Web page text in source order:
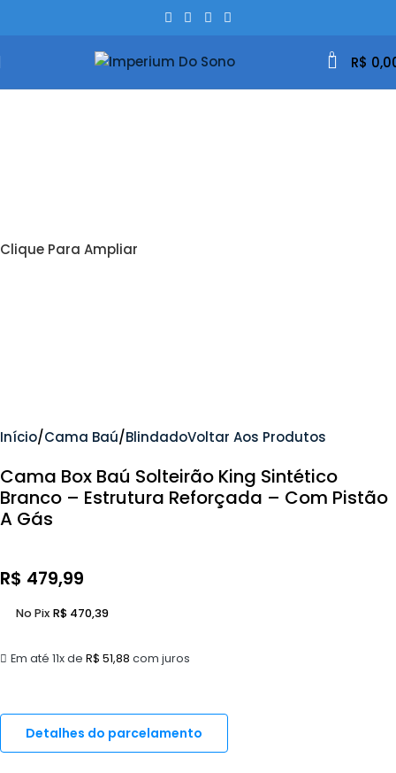
0 R$
Clique Para Ampliar
Início Cama Baú BlindadoVoltar Aos Produtos
Cama Box Baú Solteirão King Sintético
Branco – Estrutura Reforçada – Com Pistão
A Gás
R$ 479,99
Em até 11x de R$ 51,88 com juros
No Pix R$470,39
Detalhes do parcelamento